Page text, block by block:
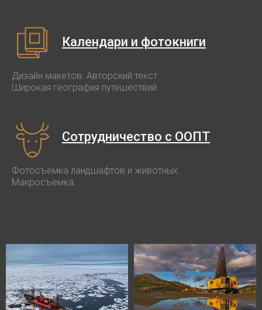
Календари и фотокниги
Дизайн макетов. Авторский текст.
Широкая география путешествий.
Сотрудничество с ООПТ
Фотосъемка ландшафтов и животных.
Макросъемка.